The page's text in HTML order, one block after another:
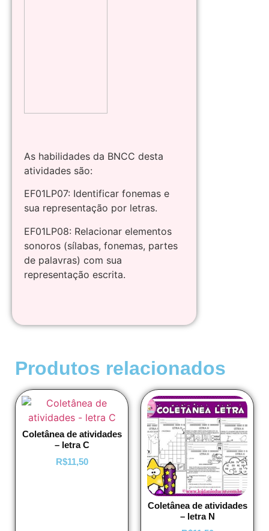
As habilidades da BNCC desta
atividades são:
EF01LP07: Identificar fonemas e
sua representação por letras.
EF01LP08: Relacionar elementos
sonoros (sílabas, fonemas, partes
de palavras) com sua
representação escrita.
Produtos relacionados
Coletânea de atividades
– letra C
R$11,50
Coletânea de atividades
– letra N